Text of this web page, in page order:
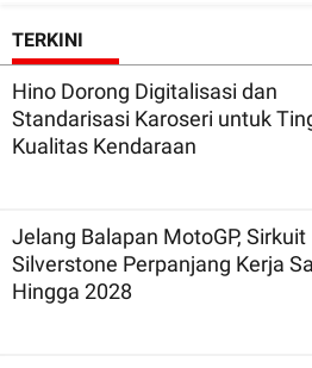
TERKINI
Hino Dorong Digitalisasi dan
Standarisasi Karoseri untuk
Kualitas Kendaraan
Jelang Balapan MotoGP, Sirkuit
Silverstone Perpanjang Kerja
Hingga 2028